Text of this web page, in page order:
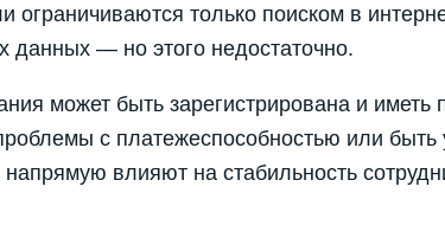
ограничиваются только поиском в
данных — но этого недостаточно.
может быть зарегистрирована и
с платежеспособностью или быть
влияют на стабильность